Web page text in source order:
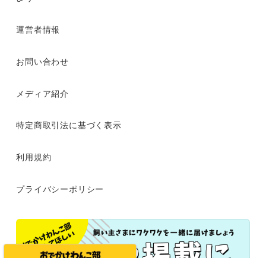
運営者情報
お問い合わせ
メディア紹介
特定商取引法に基づく表示
利用規約
プライバシーポリシー